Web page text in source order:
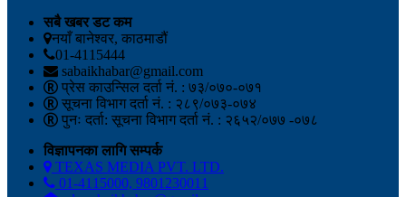
सबै खबर डट कम
नयाँ बानेश्वर, काठमाडौं
01-4115444
sabaikhabar@gmail.com
प्रेस काउन्सिल दर्ता नं. : ७३/०७०-०७१
सूचना विभाग दर्ता नं. : २८९/०७३-०७४
पुनः दर्ता: सूचना विभाग दर्ता नं. : २६५२/०७७ -०७८
विज्ञापनका लागि सम्पर्क
TEXAS MEDIA PVT. LTD.
01-4115000, 9801230011